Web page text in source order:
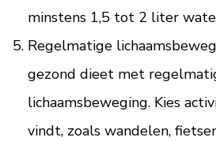
minstens 1,5 tot 2 liter
Regelmatige
gezond dieet met
lichaamsbeweging. Kies
vindt, zoals wandelen,